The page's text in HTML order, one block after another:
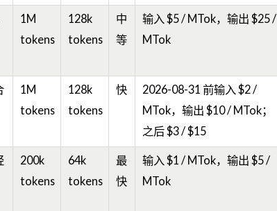
1M
tokens
128k
tokens
中
等
输入 $5 / MTok，输出 $25 /
MTok
1M
tokens
128k
tokens
快
2026-08-31 前输入 $2 /
MTok，输出 $10 / MTok；
之后 $3 / $15
200k
tokens
64k
tokens
最
快
输入 $1 / MTok，输出 $5 /
MTok